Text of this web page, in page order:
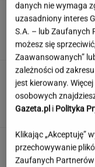
Czy
danych nie wymaga
uzasadniony interes
S.A. – lub Zaufanych
możesz się
Zaawansowanych”
zależności od
jest kierowany.
osobowych
Gazeta.pl i Polityka
Klikając „Akceptuję”
przechowywanie
Zaufanych